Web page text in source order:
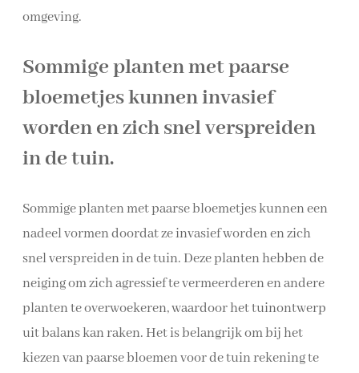
omgeving.
Sommige planten met paarse
bloemetjes kunnen invasief
worden en zich snel verspreiden
in de tuin.
Sommige planten met paarse bloemetjes kunnen een
nadeel vormen doordat ze invasief worden en zich
snel verspreiden in de tuin. Deze planten hebben de
neiging om zich agressief te vermeerderen en andere
planten te overwoekeren, waardoor het tuinontwerp
uit balans kan raken. Het is belangrijk om bij het
kiezen van paarse bloemen voor de tuin rekening te